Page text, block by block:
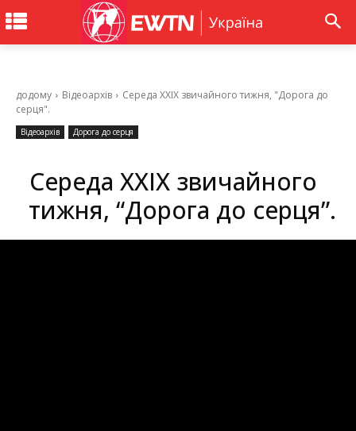
додому Відеоархів
Середа XXІХ звичайного тижня, "Дорога до
серця".
Відеоархів Дорога до серця
Середа XXІХ звичайного
тижня, “Дорога до серця”.